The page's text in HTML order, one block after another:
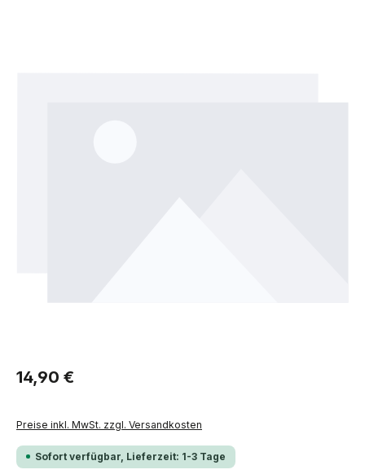
Regulärer Preis:
14,90 €
Preise inkl. MwSt. zzgl. Versandkosten
Sofort verfügbar, Lieferzeit: 1-3 Tage